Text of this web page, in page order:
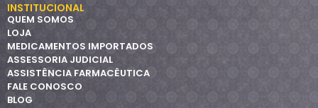
INSTITUCIONAL
QUEM SOMOS
LOJA
MEDICAMENTOS IMPORTADOS
ASSESSORIA JUDICIAL
ASSISTÊNCIA FARMACÊUTICA
FALE CONOSCO
BLOG